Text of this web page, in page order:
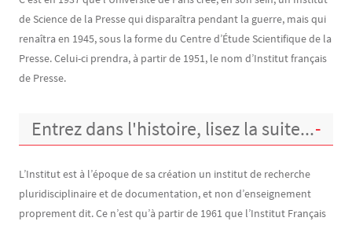
de Science de la Presse qui disparaîtra pendant la guerre, mais qui
renaîtra en 1945, sous la forme du Centre d’Étude Scientifique de la
Presse. Celui-ci prendra, à partir de 1951, le nom d’Institut français
de Presse.
Entrez dans l'histoire, lisez la suite...
L’Institut est à l’époque de sa création un institut de recherche
pluridisciplinaire et de documentation, et non d’enseignement
proprement dit. Ce n’est qu’à partir de 1961 que l’Institut Français